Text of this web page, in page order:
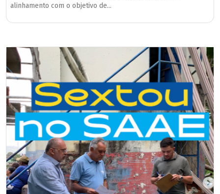
alinhamento com o objetivo de...